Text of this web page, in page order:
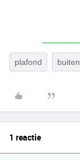
plafond
1 reactie